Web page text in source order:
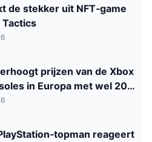
de stekker uit NFT‑game
Tactics
prijzen van de Xbox
in Europa met wel 200
reageert